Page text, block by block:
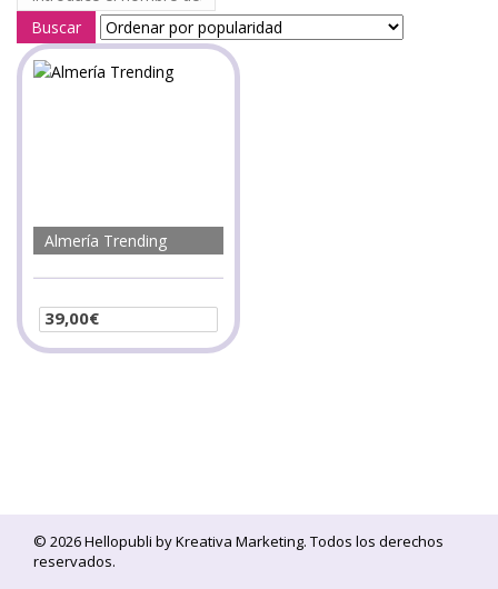
Almería Trending
39,00€
Seleccionar opciones
© 2026 Hellopubli byKreativa Marketing. Todos los derechos
reservados.